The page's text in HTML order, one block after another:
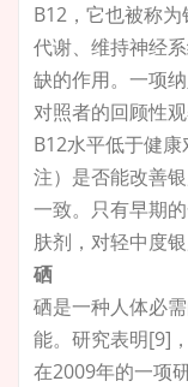
B12，它也被称
代谢、维持神经
缺的作用。一项
对照者的回顾性
B12水平低于健康
注）是否能改善
一致。只有早期
肤剂，对轻中度
硒
硒是一种人体必
能。研究表明[9]
在2009年的一项